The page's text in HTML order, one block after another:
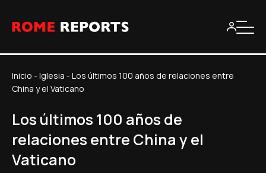
Inicio - Iglesia - Los últimos 100 años de relaciones entre
China y el Vaticano
Los últimos 100 años de
relaciones entre China y el
Vaticano